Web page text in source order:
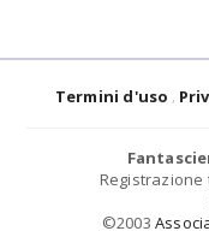
Termini d'uso
Registrazione
©2003